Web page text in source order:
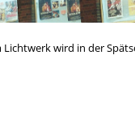
Lichtwerk wird in der